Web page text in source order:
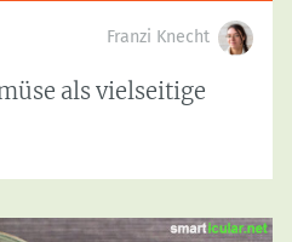
Franzi Knecht
als vielseitige